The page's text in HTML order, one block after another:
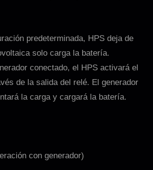
predeterminada, HPS deja de
solo carga la batería.
conectado, el HPS activará el
de la salida del relé. El generador
la carga y cargará la batería.
con generador)